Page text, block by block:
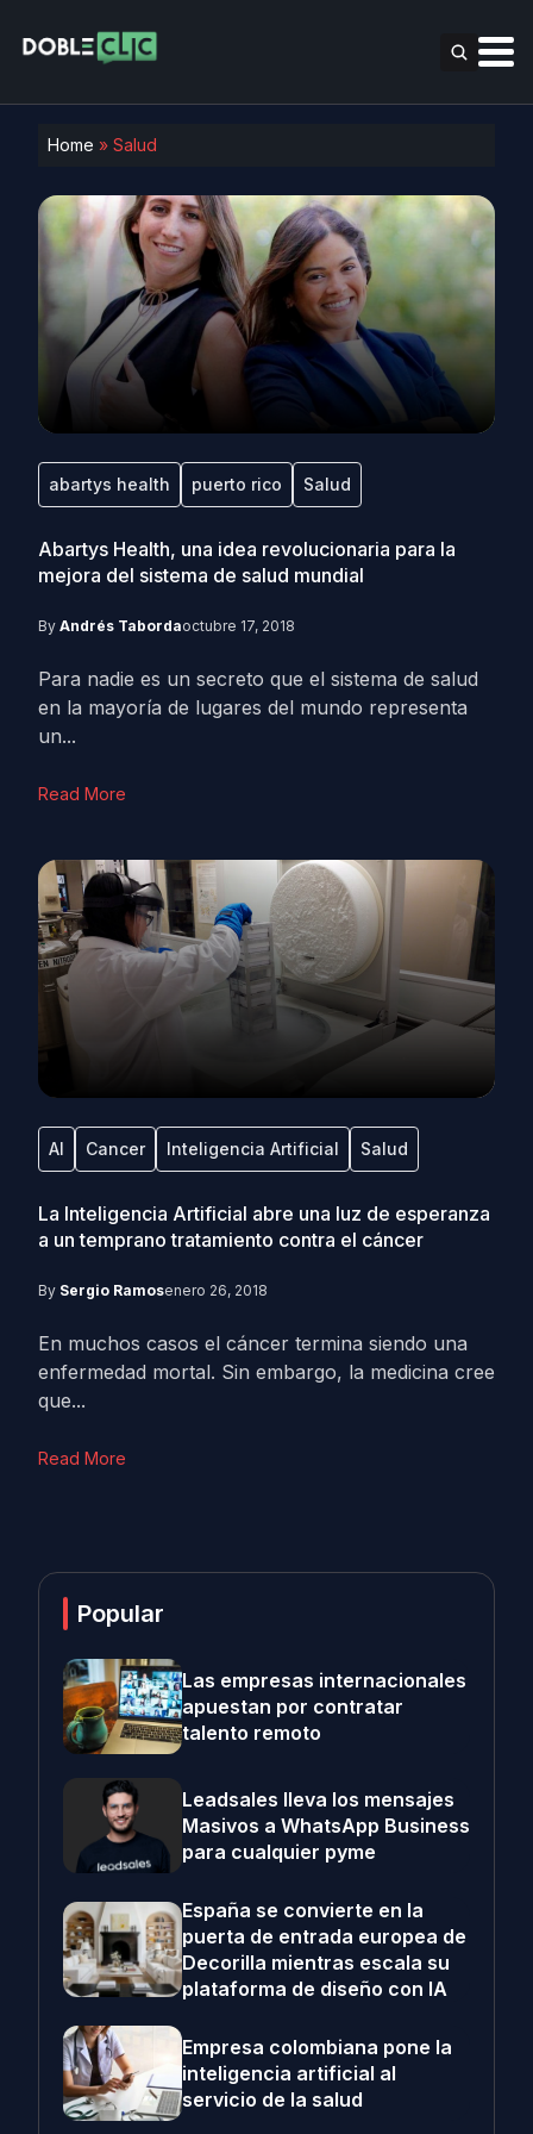
Home » Salud
abartys health puerto rico Salud
Abartys Health, una idea revolucionaria para la
mejora del sistema de salud mundial
By Andrés Tabordaoctubre 17, 2018
Para nadie es un secreto que el sistema de salud
en la mayoría de lugares del mundo representa
un...
Read More
AI Cancer Inteligencia Artificial Salud
La Inteligencia Artificial abre una luz de esperanza
a un temprano tratamiento contra el cáncer
By Sergio Ramosenero 26, 2018
En muchos casos el cáncer termina siendo una
enfermedad mortal. Sin embargo, la medicina cree
que...
Read More
Popular
Las empresas internacionales
apuestan por contratar
talento remoto
Leadsales lleva los mensajes
Masivos a WhatsApp Business
para cualquier pyme
España se convierte en la
puerta de entrada europea de
Decorilla mientras escala su
plataforma de diseño con IA
Empresa colombiana pone la
inteligencia artificial al
servicio de la salud